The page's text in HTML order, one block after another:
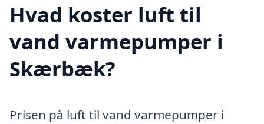
Hvad koster luft til
vand varmepumper i
Skærbæk?
Prisen på luft til vand varmepumper i